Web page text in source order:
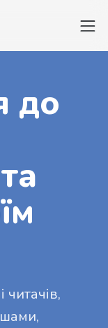
до
читачів,